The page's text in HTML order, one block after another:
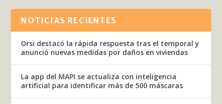
NOTICIAS RECIENTES
Orsi destacó la rápida respuesta tras el temporal y
anunció nuevas medidas por daños en viviendas
La app del MAPI se actualiza con inteligencia
artificial para identificar más de 500 máscaras